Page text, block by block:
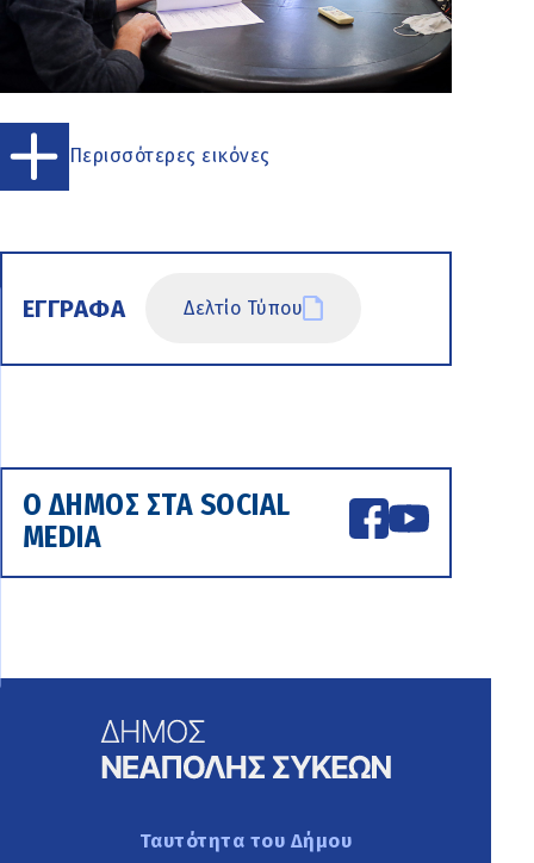
Περισσότερες εικόνες
ΕΓΓΡΑΦΑ Δελτίο Τύπου
Ο ΔΗΜΟΣ ΣΤΑ SOCIAL
MEDIA
Ταυτότητα του Δήμου